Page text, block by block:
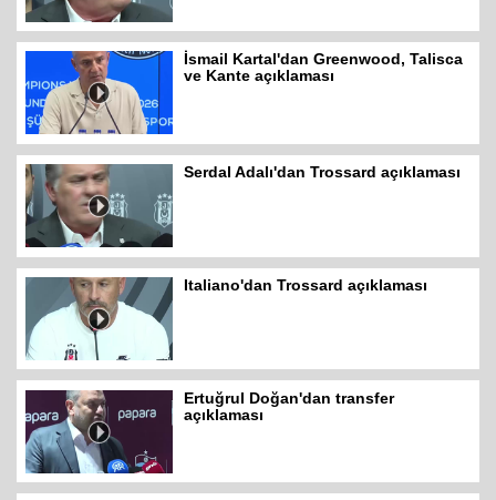
İsmail Kartal'dan Greenwood, Talisca
ve Kante açıklaması
Serdal Adalı'dan Trossard açıklaması
Italiano'dan Trossard açıklaması
Ertuğrul Doğan'dan transfer
açıklaması